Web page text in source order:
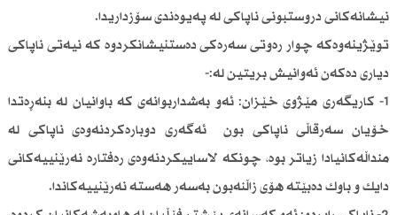
نیشانەكانی دروستبونی ناپاكی لە پەیوەندی سۆزداریدا.
توێژینەوەكە چوار رەوتی سەرەكی دەستنیشانكردوە كە نیەتی ناپاكی
دیاری دەكەن ئەوانیش بریتین لە:-
1- كاریگەری مێژوی خێزان: ئەو بەشداربوانەی كە باوانیان لە بنەڕەتدا
خۆیان سەرقاڵی ناپاكی بون ئەگەری دوبارەكردنەوەی ناپاكی لە
منداڵەكانیادا زیاتر بوە، چونكە لاساییكردنەوەی رەفتارە نەرێنییەكانی
دایك و باوك دەبێتە هۆی زاڵنەبون بەسەر هەستە نەرێنییەكاندا.